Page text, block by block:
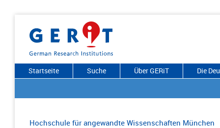
Startseite Suche Über GERiT Die
Hochschule für angewandte Wissenschaften München